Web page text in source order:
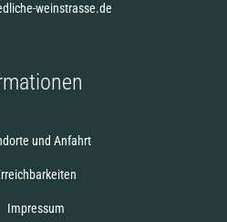
weinstrasse.de
und Anfahrt
Impressum